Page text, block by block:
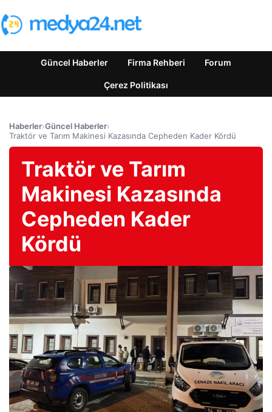
Güncel Haberler Firma Rehberi Forum
Çerez Politikası
Haberler›Güncel Haberler›
Traktör ve Tarım Makinesi Kazasında Cepheden Kader Kördü
Traktör ve Tarım
Makinesi Kazasında
Cepheden Kader
Kördü